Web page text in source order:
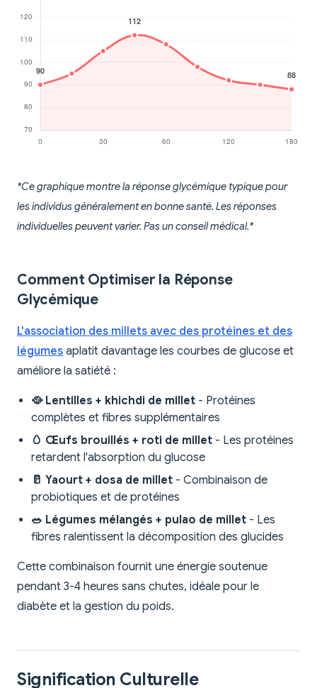
*Ce graphique montre la réponse glycémique typique pour
les individus généralement en bonne santé. Les réponses
individuelles peuvent varier. Pas un conseil médical.*
Comment Optimiser la Réponse
Glycémique
L'association des millets avec des protéines et des
légumes aplatit davantage les courbes de glucose et
améliore la satiété :
🥘 Lentilles + khichdi de millet - Protéines
complètes et fibres supplémentaires
🥚 Œufs brouillés + roti de millet - Les protéines
retardent l'absorption du glucose
🥛 Yaourt + dosa de millet - Combinaison de
probiotiques et de protéines
🥗 Légumes mélangés + pulao de millet - Les
fibres ralentissent la décomposition des glucides
Cette combinaison fournit une énergie soutenue
pendant 3-4 heures sans chutes, idéale pour le
diabète et la gestion du poids.
Signification Culturelle